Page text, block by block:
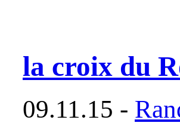
la croix du
09.11.15 -